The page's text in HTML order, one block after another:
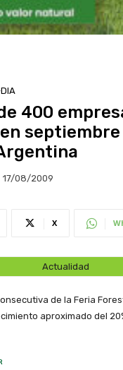
400
septiembre
17/08/2009
X
Actualidad
de la Feria
aproximado del